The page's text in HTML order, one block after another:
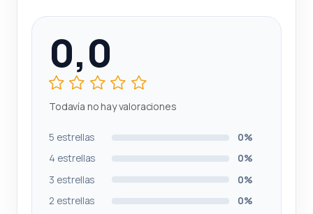
0,0
Todavía no hay valoraciones
5 estrellas
0%
4 estrellas
0%
3 estrellas
0%
2 estrellas
0%